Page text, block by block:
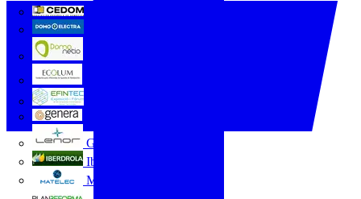
Grupo Lenor
Iberdrola
MATELEC